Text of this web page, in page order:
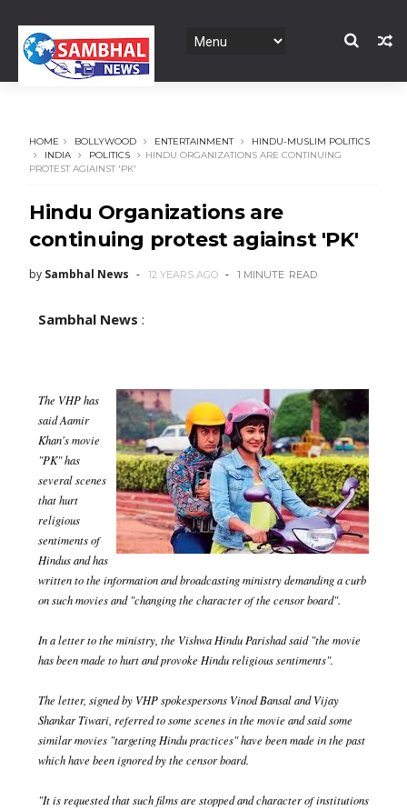
HOME BOLLYWOOD ENTERTAINMENT
HINDU-MUSLIM POLITICS
INDIA
POLITICS
HINDU ORGANIZATIONS ARE CONTINUING
PROTEST AGIAINST 'PK'
Hindu Organizations are
continuing protest agiainst 'PK'
by Sambhal News 12 YEARS AGO 1 MINUTE READ
Sambhal News :
The VHP has
said Aamir
Khan's movie
"PK" has
several scenes
that hurt
religious
sentiments of
Hindus and has
written to the information and broadcasting ministry demanding a curb
on such movies and "changing the character of the censor board".
In a letter to the ministry, the Vishwa Hindu Parishad said "the movie
has been made to hurt and provoke Hindu religious sentiments".
The letter, signed by VHP spokespersons Vinod Bansal and Vijay
Shankar Tiwari, referred to some scenes in the movie and said some
similar movies "targeting Hindu practices" have been made in the past
which have been ignored by the censor board.
"It is requested that such films are stopped and character of institutions